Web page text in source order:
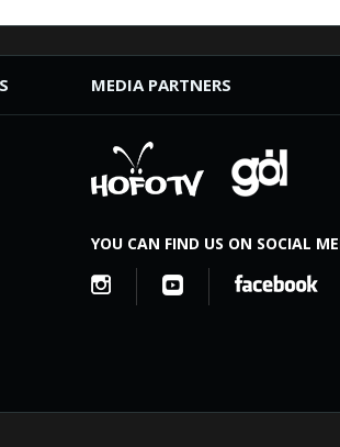
MEDIA PARTNERS
YOU CAN FIND US ON SOCIAL